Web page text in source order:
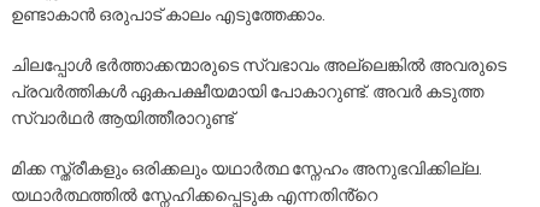
ഉണ്ടാകാൻ ഒരുപാട് കാലം എടുത്തേക്കാം.
ചിലപ്പോൾ ഭർത്താക്കന്മാരുടെ സ്വഭാവം അല്ലെങ്കിൽ അവരുടെ
പ്രവർത്തികൾ ഏകപക്ഷീയമായി പോകാറുണ്ട്. അവർ കടുത്ത
സ്വാർഥർ ആയിത്തീരാറുണ്ട്
മിക്ക സ്ത്രീകളും ഒരിക്കലും യഥാർത്ഥ സ്നേഹം അനുഭവിക്കില്ല.
യഥാർത്ഥത്തിൽ സ്നേഹിക്കപ്പെടുക എന്നതിൻ്റെ